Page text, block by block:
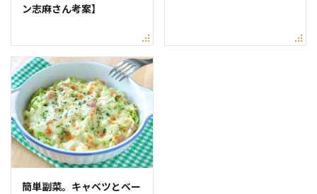
ン志麻さん考案】
簡単副菜。キャベツとベー